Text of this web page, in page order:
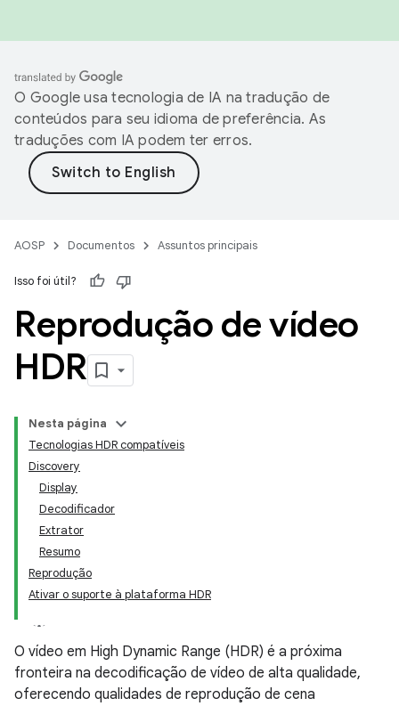
O Google usa tecnologia de IA na tradução de
conteúdos para seu idioma de preferência. As
traduções com IA podem ter erros.
AOSP Documentos Assuntos principais
Isso foi útil?
Reprodução de vídeo
HDR
Nesta página
Tecnologias HDR compatíveis
Discovery
Display
Decodificador
Extrator
Resumo
Reprodução
Ativar o suporte à plataforma HDR
O vídeo em High Dynamic Range (HDR) é a próxima
fronteira na decodificação de vídeo de alta qualidade,
oferecendo qualidades de reprodução de cena